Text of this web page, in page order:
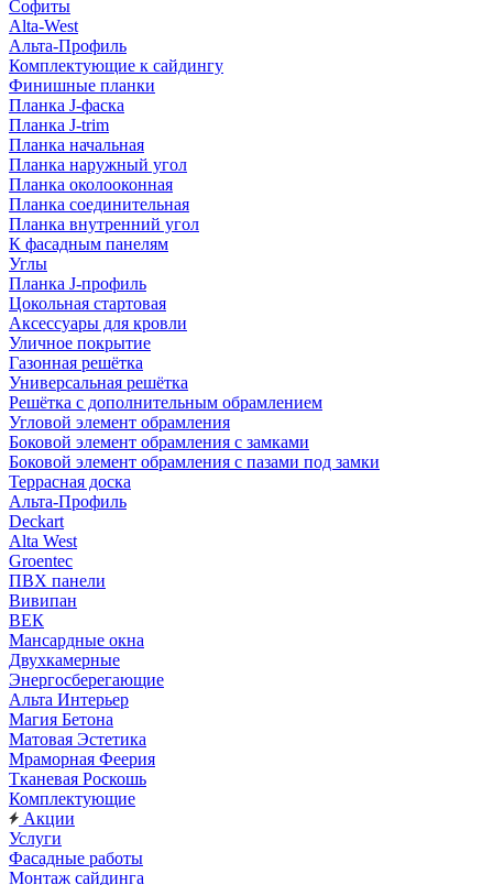
Софиты
Alta-West
Альта-Профиль
Комплектующие к сайдингу
Финишные планки
Планка J-фаска
Планка J-trim
Планка начальная
Планка наружный угол
Планка околооконная
Планка соединительная
Планка внутренний угол
К фасадным панелям
Углы
Планка J-профиль
Цокольная стартовая
Аксессуары для кровли
Уличное покрытие
Газонная решётка
Универсальная решётка
Решётка с дополнительным обрамлением
Угловой элемент обрамления
Боковой элемент обрамления с замками
Боковой элемент обрамления с пазами под замки
Террасная доска
Альта-Профиль
Deckart
Alta West
Groentec
ПВХ панели
Вивипан
ВЕК
Мансардные окна
Двухкамерные
Энергосберегающие
Альта Интерьер
Магия Бетона
Матовая Эстетика
Мраморная Феерия
Тканевая Роскошь
Комплектующие
Акции
Услуги
Фасадные работы
Монтаж сайдинга